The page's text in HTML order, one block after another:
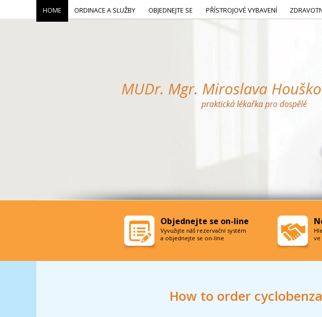
How to order
HOME ORDINACE A SLUŽBY OBJEDNEJTE SE PŘÍSTROJOVÉ VYBAVENÍ
Objednejte se on-line
Vyvužijte náš rezervační systém
a objednejte se on-line
ve